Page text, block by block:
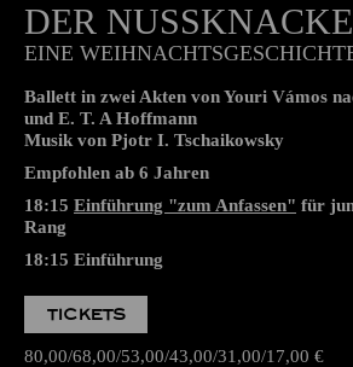
Aalto-Theater
DER
EINE WEIHNACHTSGESCHICHTE
Ballett in zwei Akten von Youri Vámos
Musik von Pjotr I. Tschaikowsky
Rang
18:15 Einführung